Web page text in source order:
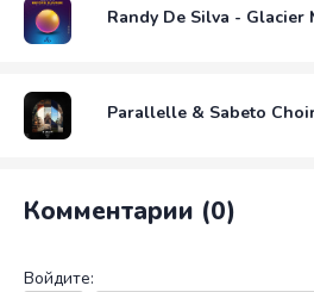
Randy De Silva - Glacier
Parallelle & Sabeto
Комментарии (0)
Войдите: